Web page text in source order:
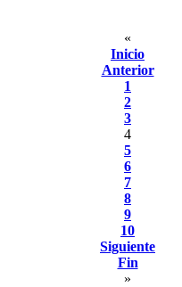
«
Inicio
Anterior
1
2
3
4
5
6
7
8
9
10
Siguiente
Fin
»